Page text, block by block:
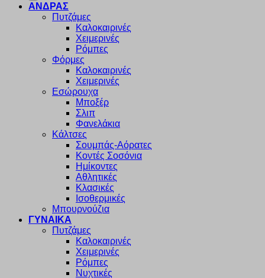
ΑΝΔΡΑΣ
Πυτζάμες
Καλοκαιρινές
Χειμερινές
Ρόμπες
Φόρμες
Καλοκαιρινές
Χειμερινές
Εσώρουχα
Μποξέρ
Σλιπ
Φανελάκια
Κάλτσες
Σουμπάς-Αόρατες
Κοντές Σοσόνια
Ημίκοντες
Αθλητικές
Κλασικές
Ισοθερμικές
Μπουρνούζια
ΓΥΝΑΙΚΑ
Πυτζάμες
Καλοκαιρινές
Χειμερινές
Ρόμπες
Νυχτικές